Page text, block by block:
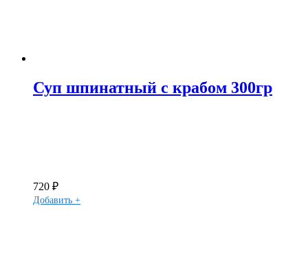
Суп шпинатный с крабом 300гр
720 ₽
Добавить +